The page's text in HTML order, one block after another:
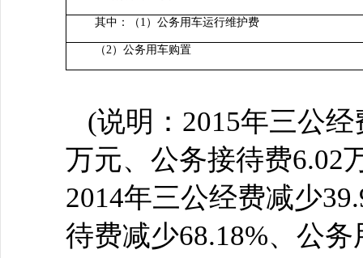
其中：（1）公务用车运行维护费
（2）公务用车购置
(说明：2015年三公经
万元、公务接待费6.02
2014年三公经费减少
待费减少68.18%、公